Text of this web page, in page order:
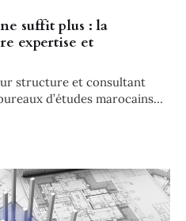
suffit plus : la
expertise et
structure et consultant
d’études marocains